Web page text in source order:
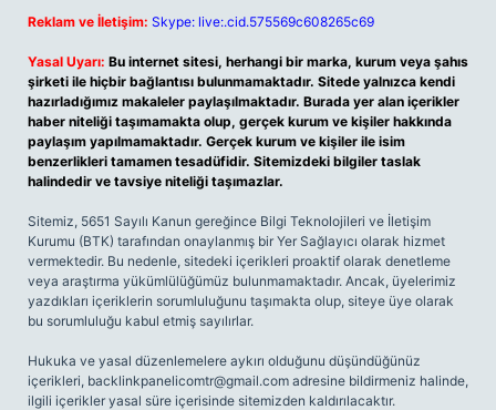
Reklam ve İletişim: Skype: live:.cid.575569c608265c69
Yasal Uyarı: Bu internet sitesi, herhangi bir marka, kurum veya şahıs
şirketi ile hiçbir bağlantısı bulunmamaktadır. Sitede yalnızca kendi
hazırladığımız makaleler paylaşılmaktadır. Burada yer alan içerikler
haber niteliği taşımamakta olup, gerçek kurum ve kişiler hakkında
paylaşım yapılmamaktadır. Gerçek kurum ve kişiler ile isim
benzerlikleri tamamen tesadüfidir. Sitemizdeki bilgiler taslak
halindedir ve tavsiye niteliği taşımazlar.
Sitemiz, 5651 Sayılı Kanun gereğince Bilgi Teknolojileri ve İletişim
Kurumu (BTK) tarafından onaylanmış bir Yer Sağlayıcı olarak hizmet
vermektedir. Bu nedenle, sitedeki içerikleri proaktif olarak denetleme
veya araştırma yükümlülüğümüz bulunmamaktadır. Ancak, üyelerimiz
yazdıkları içeriklerin sorumluluğunu taşımakta olup, siteye üye olarak
bu sorumluluğu kabul etmiş sayılırlar.
Hukuka ve yasal düzenlemelere aykırı olduğunu düşündüğünüz
içerikleri, backlinkpanelicomtr@gmail.com adresine bildirmeniz halinde,
ilgili içerikler yasal süre içerisinde sitemizden kaldırılacaktır.